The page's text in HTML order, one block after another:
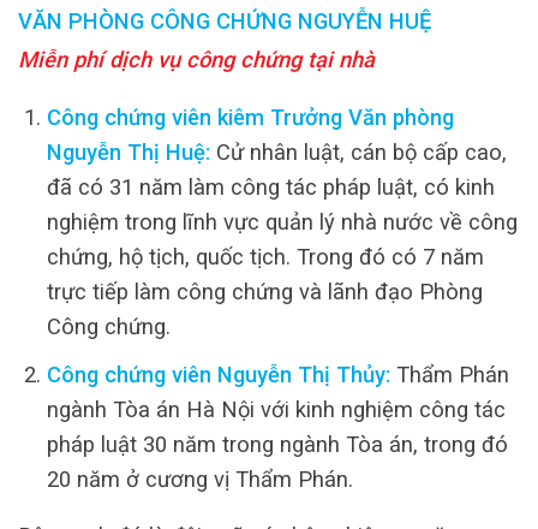
VĂN PHÒNG CÔNG CHỨNG NGUYỄN HUỆ
Miễn phí dịch vụ công chứng tại nhà
Công chứng viên kiêm Trưởng Văn phòng
Nguyễn Thị Huệ: Cử nhân luật, cán bộ cấp cao,
đã có 31 năm làm công tác pháp luật, có kinh
nghiệm trong lĩnh vực quản lý nhà nước về công
chứng, hộ tịch, quốc tịch. Trong đó có 7 năm
trực tiếp làm công chứng và lãnh đạo Phòng
Công chứng.
Công chứng viên Nguyễn Thị Thủy: Thẩm Phán
ngành Tòa án Hà Nội với kinh nghiệm công tác
pháp luật 30 năm trong ngành Tòa án, trong đó
20 năm ở cương vị Thẩm Phán.